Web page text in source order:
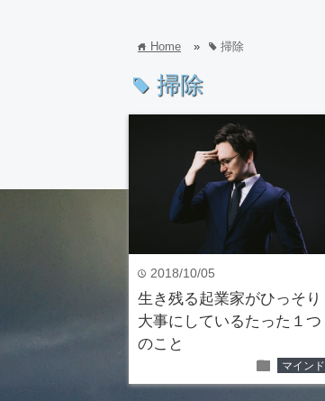
home Home » tag 掃除
tag 掃除
time 2018/10/05
生き残る起業家がひっそり
大事にしているたった１つ
のこと
folder マインド